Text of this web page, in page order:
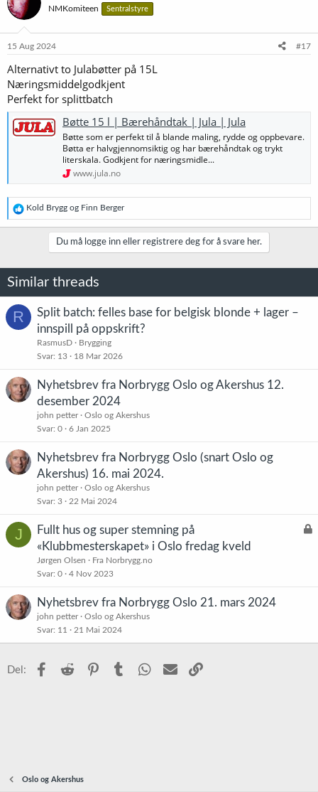
NMKomiteen Sentralstyre
15 Aug 2024 #17
Alternativt to Julabøtter på 15L
Næringsmiddelgodkjent
Perfekt for splittbatch
Bøtte 15 l | Bærehåndtak | Jula | Jula
Bøtte som er perfekt til å blande maling, rydde og oppbevare.
Bøtta er halvgjennomsiktig og har bærehåndtak og trykt
literskala. Godkjent for næringsmidle...
www.jula.no
R
e
a
n
e
r
Kold Brygg og Finn Berger
Du må logge inn eller registrere deg for å svare her.
Similar threads
R
Split batch: felles base for belgisk blonde + lager –
innspill på oppskrift?
RasmusD
Brygging
Svar 13 18 Mar 2026
Nyhetsbrev fra Norbrygg Oslo og Akershus 12.
desember 2024
john petter
Oslo og Akershus
Svar 0 6 Jan 2025
Nyhetsbrev fra Norbrygg Oslo (snart Oslo og
Akershus) 16. mai 2024.
john petter
Oslo og Akershus
Svar 3 22 Mai 2024
J
L
Fullt hus og super stemning på
«Klubbmesterskapet» i Oslo fredag kveld
Jørgen Olsen
Fra Norbrygg.no
Svar 0 4 Nov 2023
Nyhetsbrev fra Norbrygg Oslo 21. mars 2024
john petter
Oslo og Akershus
Svar 11 21 Mai 2024
Del: Facebook
Reddit PinterestTumblr WhatsApp
E-post
Oslo og Akershus